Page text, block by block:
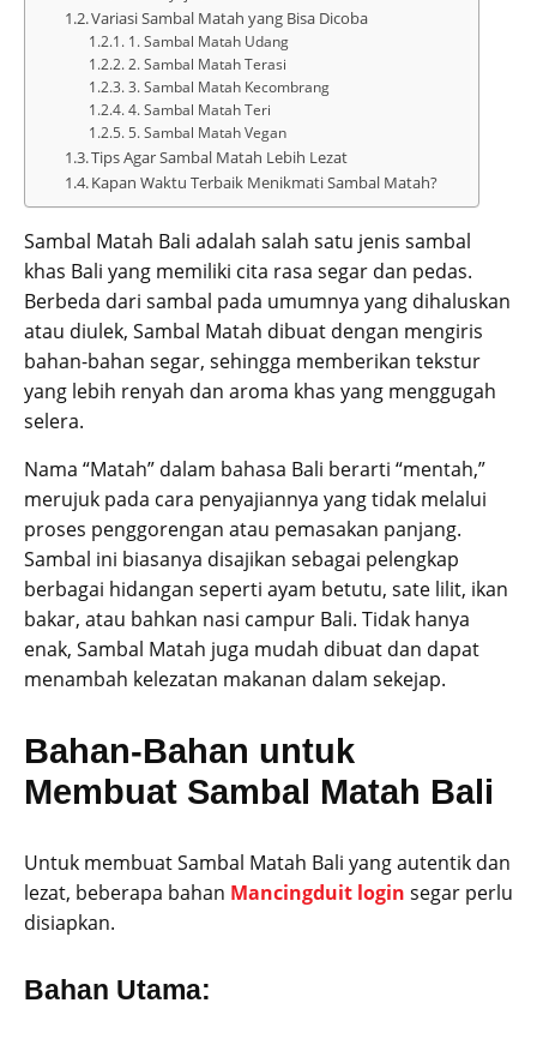
Variasi Sambal Matah yang Bisa Dicoba
1. Sambal Matah Udang
2. Sambal Matah Terasi
3. Sambal Matah Kecombrang
4. Sambal Matah Teri
5. Sambal Matah Vegan
Tips Agar Sambal Matah Lebih Lezat
Kapan Waktu Terbaik Menikmati Sambal Matah?
Sambal Matah Bali adalah salah satu jenis sambal
khas Bali yang memiliki cita rasa segar dan pedas.
Berbeda dari sambal pada umumnya yang dihaluskan
atau diulek, Sambal Matah dibuat dengan mengiris
bahan-bahan segar, sehingga memberikan tekstur
yang lebih renyah dan aroma khas yang menggugah
selera.
Nama “Matah” dalam bahasa Bali berarti “mentah,”
merujuk pada cara penyajiannya yang tidak melalui
proses penggorengan atau pemasakan panjang.
Sambal ini biasanya disajikan sebagai pelengkap
berbagai hidangan seperti ayam betutu, sate lilit, ikan
bakar, atau bahkan nasi campur Bali. Tidak hanya
enak, Sambal Matah juga mudah dibuat dan dapat
menambah kelezatan makanan dalam sekejap.
Bahan-Bahan untuk
Membuat Sambal Matah Bali
Untuk membuat Sambal Matah Bali yang autentik dan
lezat, beberapa bahan Mancingduit login segar perlu
disiapkan.
Bahan Utama: